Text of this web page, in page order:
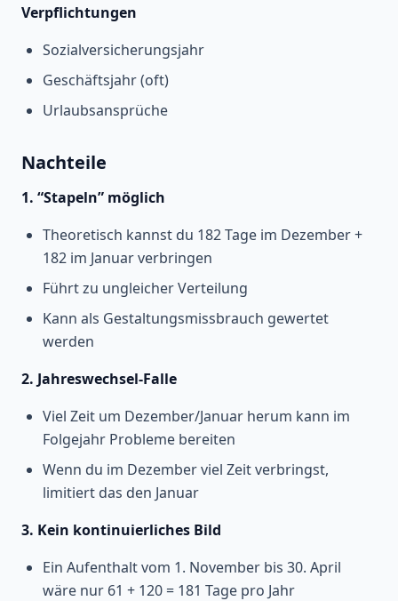
Verpflichtungen
Sozialversicherungsjahr
Geschäftsjahr (oft)
Urlaubsansprüche
Nachteile
1. “Stapeln” möglich
Theoretisch kannst du 182 Tage im Dezember +
182 im Januar verbringen
Führt zu ungleicher Verteilung
Kann als Gestaltungsmissbrauch gewertet
werden
2. Jahreswechsel-Falle
Viel Zeit um Dezember/Januar herum kann im
Folgejahr Probleme bereiten
Wenn du im Dezember viel Zeit verbringst,
limitiert das den Januar
3. Kein kontinuierliches Bild
Ein Aufenthalt vom 1. November bis 30. April
wäre nur 61 + 120 = 181 Tage pro Jahr